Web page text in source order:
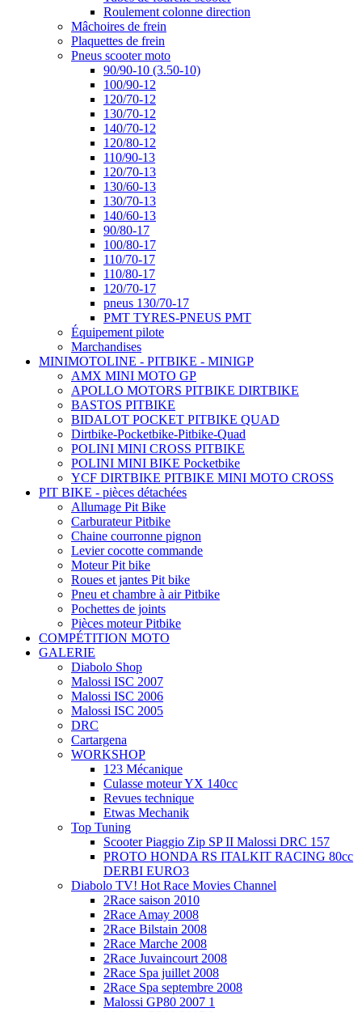
Roulement colonne direction
Mâchoires de frein
Plaquettes de frein
Pneus scooter moto
90/90-10 (3.50-10)
100/90-12
120/70-12
130/70-12
140/70-12
120/80-12
110/90-13
120/70-13
130/60-13
130/70-13
140/60-13
90/80-17
100/80-17
110/70-17
110/80-17
120/70-17
pneus 130/70-17
PMT TYRES-PNEUS PMT
Équipement pilote
Marchandises
MINIMOTOLINE - PITBIKE - MINIGP
AMX MINI MOTO GP
APOLLO MOTORS PITBIKE DIRTBIKE
BASTOS PITBIKE
BIDALOT POCKET PITBIKE QUAD
Dirtbike-Pocketbike-Pitbike-Quad
POLINI MINI CROSS PITBIKE
POLINI MINI BIKE Pocketbike
YCF DIRTBIKE PITBIKE MINI MOTO CROSS
PIT BIKE - pièces détachées
Allumage Pit Bike
Carburateur Pitbike
Chaine courronne pignon
Levier cocotte commande
Moteur Pit bike
Roues et jantes Pit bike
Pneu et chambre à air Pitbike
Pochettes de joints
Pièces moteur Pitbike
COMPÉTITION MOTO
GALERIE
Diabolo Shop
Malossi ISC 2007
Malossi ISC 2006
Malossi ISC 2005
DRC
Cartargena
WORKSHOP
123 Mécanique
Culasse moteur YX 140cc
Revues technique
Etwas Mechanik
Top Tuning
Scooter Piaggio Zip SP II Malossi DRC 157
PROTO HONDA RS ITALKIT RACING 80cc
DERBI EURO3
Diabolo TV! Hot Race Movies Channel
2Race saison 2010
2Race Amay 2008
2Race Bilstain 2008
2Race Marche 2008
2Race Juvaincourt 2008
2Race Spa juillet 2008
2Race Spa septembre 2008
Malossi GP80 2007 1